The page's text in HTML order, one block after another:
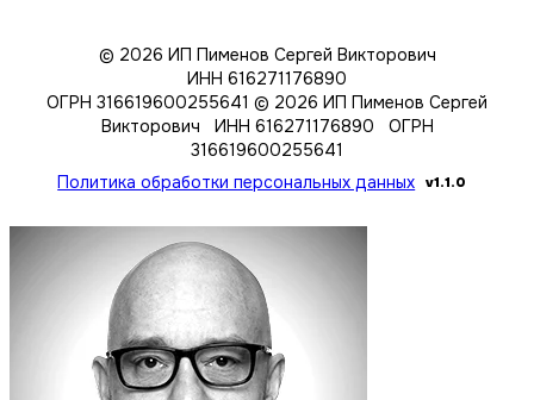
© 2026 ИП Пименов Сергей Викторович
ИНН 616271176890
ОГРН 316619600255641 © 2026 ИП Пименов Сергей
Викторович ИНН 616271176890 ОГРН
316619600255641
Политика обработки персональных данных v1.1.0